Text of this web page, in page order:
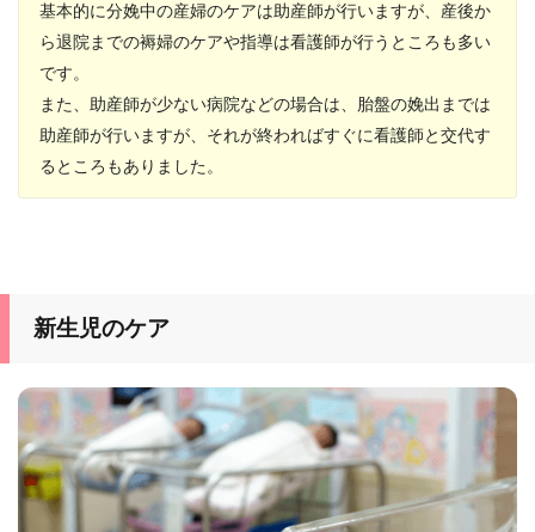
基本的に分娩中の産婦のケアは助産師が行いますが、産後か
ら退院までの褥婦のケアや指導は看護師が行うところも多い
です。
また、助産師が少ない病院などの場合は、胎盤の娩出までは
助産師が行いますが、それが終わればすぐに看護師と交代す
るところもありました。
新生児のケア